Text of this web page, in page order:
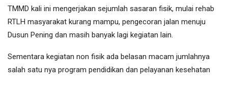
TMMD kali ini mengerjakan sejumlah sasaran fisik, mulai rehab
RTLH masyarakat kurang mampu, pengecoran jalan menuju
Dusun Pening dan masih banyak lagi kegiatan lain.
Sementara kegiatan non fisik ada belasan macam jumlahnya
salah satu nya program pendidikan dan pelayanan kesehatan